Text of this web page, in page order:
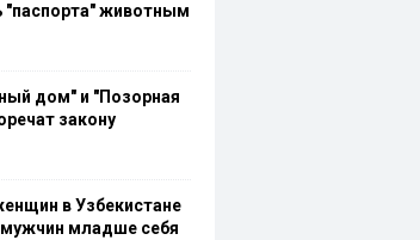
"паспорта" животным
дом" и "Позорная
закону
в Узбекистане
младше себя